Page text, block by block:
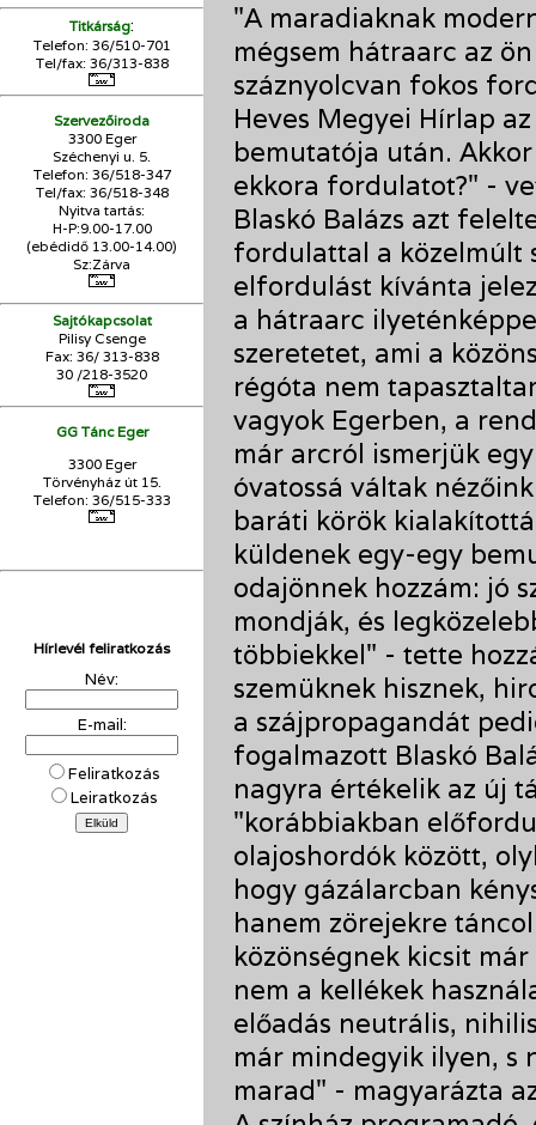
Titkárság:
Telefon: 36/510-701
Tel/fax: 36/313-838
Szervezőiroda
3300 Eger
Széchenyi u. 5.
Telefon: 36/518-347
Tel/fax: 36/518-348
Nyitva tartás:
H-P:9.00-17.00
(ebédidő 13.00-14.00)
Sz:Zárva
Sajtókapcsolat
Pilisy Csenge
Fax: 36/ 313-838
30 /218-3520
GG Tánc Eger
3300 Eger
Törvényház út 15.
Telefon: 36/515-333
Hírlevél feliratkozás
Név:
E-mail:
Feliratkozás
Leiratkozás
"A maradiaknak
mégsem hátraarc az
száznyolcvan fokos
Heves Megyei Hírlap
bemutatója után.
ekkora fordulatot?" -
Blaskó Balázs azt
fordulattal a közelmúlt
elfordulást kívánta
a hátraarc
szeretetet, ami a
régóta nem
vagyok Egerben, a
már arcról ismerjük
óvatossá váltak
baráti körök
küldenek egy-egy
odajönnek hozzám: jó
mondják, és
többiekkel" - tette
szemüknek hisznek,
a szájpropagandát
fogalmazott Blaskó
nagyra értékelik az új
"korábbiakban
olajoshordók között,
hogy gázálarcban
hanem zörejekre
közönségnek kicsit
nem a kellékek
előadás neutrális,
már mindegyik ilyen, s
marad" - magyarázta